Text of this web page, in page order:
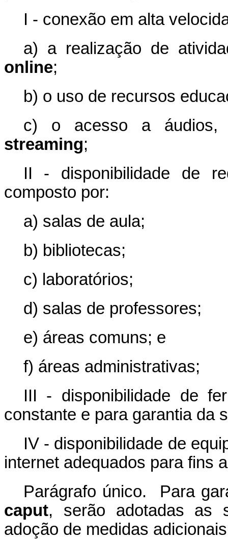
I - conexão em alta
a) a realização de
online;
b) o uso de recursos
c) o acesso a áudios,
streaming;
II - disponibilidade de
composto por:
a) salas de aula;
b) bibliotecas;
c) laboratórios;
d) salas de professores;
e) áreas comuns; e
f) áreas administrativas;
III - disponibilidade de
constante e para garantia da
IV - disponibilidade de
internet adequados para fins
Parágrafo único. Para
caput, serão adotadas as
adoção de medidas